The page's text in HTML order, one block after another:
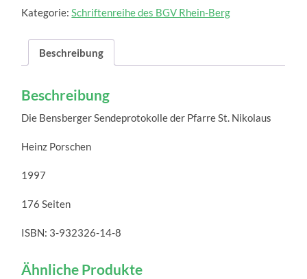
Pfarre
St.
Menge
Kategorie:Schriftenreihe des BGV Rhein-Berg
Beschreibung
Beschreibung
Die Bensberger Sendeprotokolle der Pfarre St. Nikolaus
Heinz Porschen
1997
176 Seiten
ISBN: 3-932326-14-8
Ähnliche Produkte